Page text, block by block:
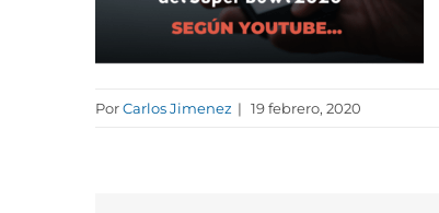
PorCarlos Jimenez | 19 febrero, 2020